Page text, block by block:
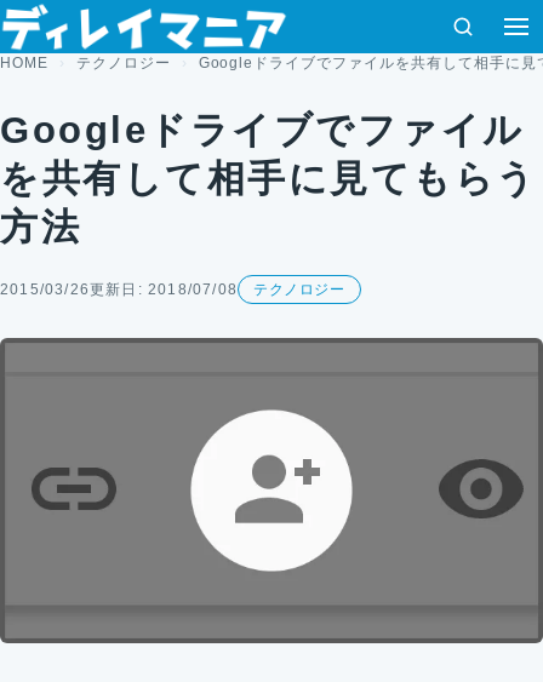
コンテンツへスキップ
検索 メ
HOME テクノロジー Googleドライブでファイルを共有して相手に見
Googleドライブでファイル
を共有して相手に見てもらう
方法
2015/03/26更新日: 2018/07/08 テクノロジー